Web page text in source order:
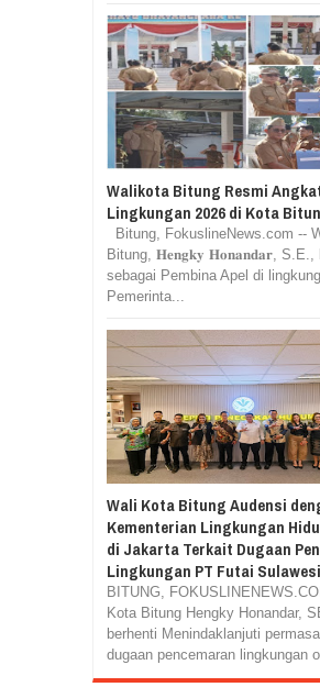
Walikota Bitung Resmi
Lingkungan 2026 di Kota
Bitung, FokuslineNews.com --
Bitung, 𝐇𝐞𝐧𝐠𝐤𝐲 𝐇𝐨𝐧𝐚𝐧𝐝𝐚𝐫, S.E.,
sebagai Pembina Apel di
Pemerinta...
Wali Kota Bitung Audensi
Kementerian Lingkungan
di Jakarta Terkait Dugaan
Lingkungan PT Futai
BITUNG,
Kota Bitung Hengky Honandar,
berhenti Menindaklanjuti
dugaan pencemaran lingkungan